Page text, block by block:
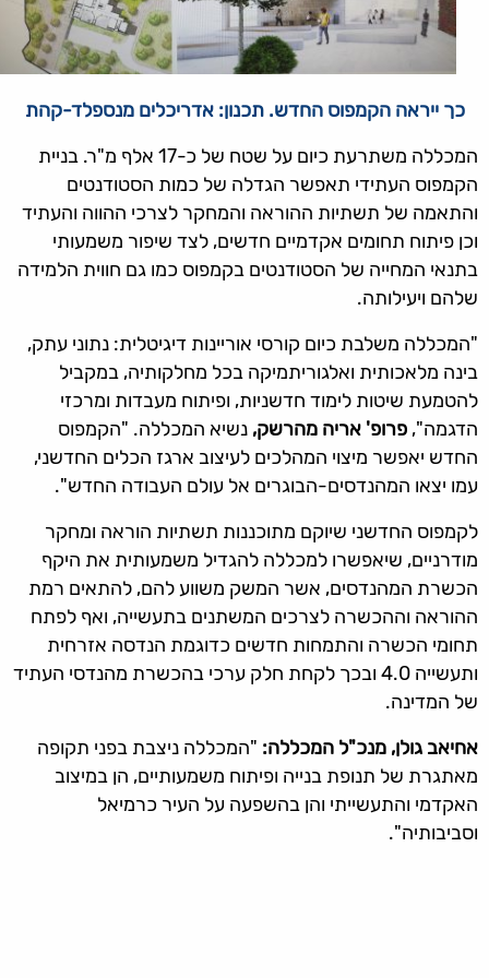
כך ייראה הקמפוס החדש. תכנון: אדריכלים מנספלד-קהת
המכללה משתרעת כיום על שטח של כ-17 אלף מ"ר. בניית
הקמפוס העתידי תאפשר הגדלה של כמות הסטודנטים
והתאמה של תשתיות ההוראה והמחקר לצרכי ההווה והעתיד
וכן פיתוח תחומים אקדמיים חדשים, לצד שיפור משמעותי
בתנאי המחייה של הסטודנטים בקמפוס כמו גם חווית הלמידה
שלהם ויעילותה.
"המכללה משלבת כיום קורסי אוריינות דיגיטלית: נתוני עתק,
בינה מלאכותית ואלגוריתמיקה בכל מחלקותיה, במקביל
להטמעת שיטות לימוד חדשניות, ופיתוח מעבדות ומרכזי
הדגמה", פרופ' אריה מהרשק, נשיא המכללה. "הקמפוס
החדש יאפשר מיצוי המהלכים לעיצוב ארגז הכלים החדשני,
עמו יצאו המהנדסים-הבוגרים אל עולם העבודה החדש".
לקמפוס החדשני שיוקם מתוכננות תשתיות הוראה ומחקר
מודרניים, שיאפשרו למכללה להגדיל משמעותית את היקף
הכשרת המהנדסים, אשר המשק משווע להם, להתאים רמת
ההוראה וההכשרה לצרכים המשתנים בתעשייה, ואף לפתח
תחומי הכשרה והתמחות חדשים כדוגמת הנדסה אזרחית
ותעשייה 4.0 ובכך לקחת חלק ערכי בהכשרת מהנדסי העתיד
של המדינה.
אחיאב גולן, מנכ"ל המכללה: "המכללה ניצבת בפני תקופה
מאתגרת של תנופת בנייה ופיתוח משמעותיים, הן במיצוב
האקדמי והתעשייתי והן בהשפעה על העיר כרמיאל
וסביבותיה".